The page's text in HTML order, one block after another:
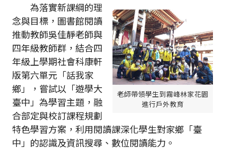
老師帶領學生到霧峰林家花園
進行戶外教育
為落實新課綱的理
念與目標，圖書館閱讀
推動教師吳佳靜老師與
四年級教師群，結合四
年級上學期社會科康軒
版第六單元「話我家
鄉」，嘗試以「遊學大
臺中」為學習主題，融
合部定與校訂課程規劃
特色學習方案，利用閱讀課深化學生對家鄉「臺
中」的認識及資訊搜尋、數位閱讀能力。